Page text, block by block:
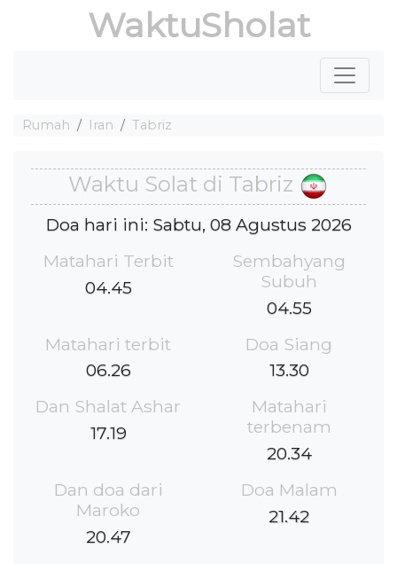
WaktuSholat
Rumah Iran Tabriz
Waktu Solat di Tabriz
Doa hari ini: Sabtu, 08 Agustus 2026
Matahari Terbit
04.45
Sembahyang
Subuh
04.55
Matahari terbit
06.26
Doa Siang
13.30
Dan Shalat Ashar
17.19
Matahari
terbenam
20.34
Dan doa dari
Maroko
20.47
Doa Malam
21.42